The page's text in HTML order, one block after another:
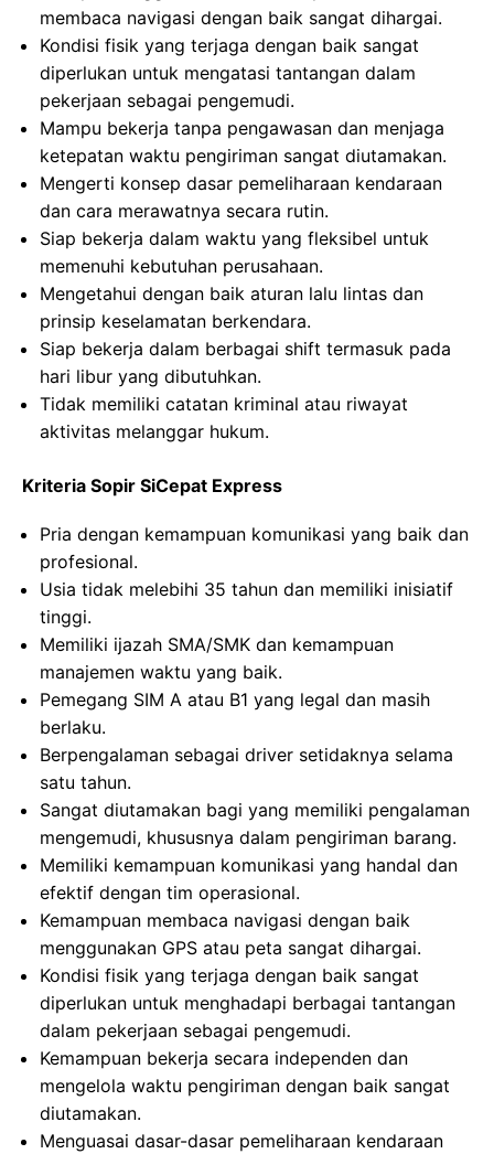
membaca navigasi dengan baik sangat dihargai.
Kondisi fisik yang terjaga dengan baik sangat
diperlukan untuk mengatasi tantangan dalam
pekerjaan sebagai pengemudi.
Mampu bekerja tanpa pengawasan dan menjaga
ketepatan waktu pengiriman sangat diutamakan.
Mengerti konsep dasar pemeliharaan kendaraan
dan cara merawatnya secara rutin.
Siap bekerja dalam waktu yang fleksibel untuk
memenuhi kebutuhan perusahaan.
Mengetahui dengan baik aturan lalu lintas dan
prinsip keselamatan berkendara.
Siap bekerja dalam berbagai shift termasuk pada
hari libur yang dibutuhkan.
Tidak memiliki catatan kriminal atau riwayat
aktivitas melanggar hukum.
Kriteria Sopir SiCepat Express
Pria dengan kemampuan komunikasi yang baik dan
profesional.
Usia tidak melebihi 35 tahun dan memiliki inisiatif
tinggi.
Memiliki ijazah SMA/SMK dan kemampuan
manajemen waktu yang baik.
Pemegang SIM A atau B1 yang legal dan masih
berlaku.
Berpengalaman sebagai driver setidaknya selama
satu tahun.
Sangat diutamakan bagi yang memiliki pengalaman
mengemudi, khususnya dalam pengiriman barang.
Memiliki kemampuan komunikasi yang handal dan
efektif dengan tim operasional.
Kemampuan membaca navigasi dengan baik
menggunakan GPS atau peta sangat dihargai.
Kondisi fisik yang terjaga dengan baik sangat
diperlukan untuk menghadapi berbagai tantangan
dalam pekerjaan sebagai pengemudi.
Kemampuan bekerja secara independen dan
mengelola waktu pengiriman dengan baik sangat
diutamakan.
Menguasai dasar-dasar pemeliharaan kendaraan